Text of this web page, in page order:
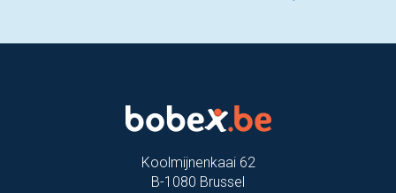
Koolmijnenkaai 62
B-1080 Brussel